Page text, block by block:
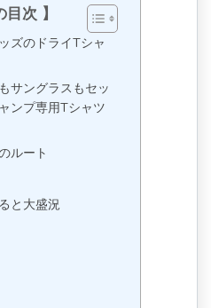
目次
ズのドライTシャ
サングラスもセッ
ンプ専用Tシャツ
ルート
と大盛況